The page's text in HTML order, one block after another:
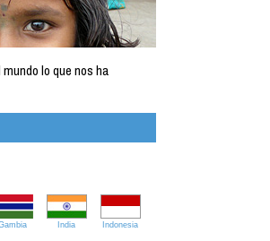
lo que nos ha
India Indonesia